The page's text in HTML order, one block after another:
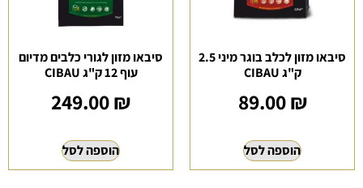
סיבאו מזון לכלב בוגר מיני 2.5
ק"ג CIBAU
89.00₪
הוספה לסל
סיבאו מזון לגורי כלבים מדיום
עוף 12 ק"ג CIBAU
249.00₪
הוספה לסל